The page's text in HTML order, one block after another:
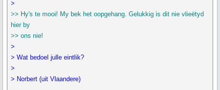
>
>> Hy's te mooi! My bek het oopgehang. Gelukkig is dit nie vlieëtyd
hier by
>> ons nie!
>
> Wat bedoel julle eintlik?
>
> Norbert (uit Vlaandere)